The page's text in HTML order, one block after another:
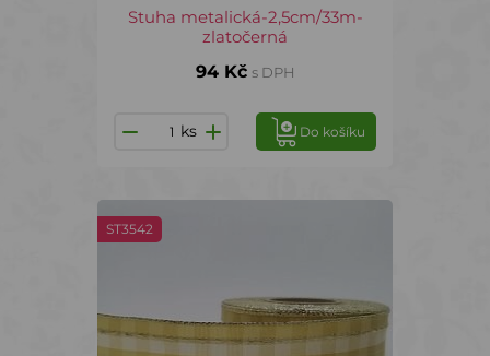
Stuha metalická-2,5cm/33m-
zlatočerná
94 Kč s DPH
ks Do košíku
ST3542